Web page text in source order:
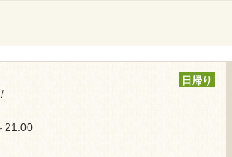
/
日帰り
21:00